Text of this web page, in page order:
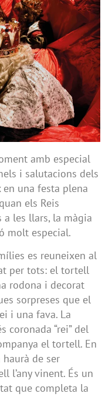
amb especial
i salutacions dels
en una festa plena
els Reis
les llars, la màgia
molt especial.
es reuneixen al
per tots: el tortell
rodona i decorat
sorpreses que el
i una fava. La
coronada “rei” del
el tortell. En
de ser
l’any vinent. És un
que completa la